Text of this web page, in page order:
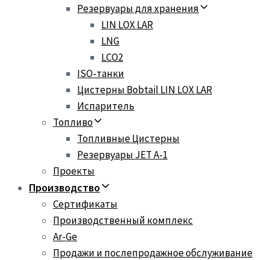
Резервуары для хранения
LIN LOX LAR
LNG
LCO2
ISO-танки
Цистерны Bobtail LIN LOX LAR
Испаритель
Топливо
Топливные Цистерны
Резервуары JET A-1
Проекты
Производство
Сертификаты
Производственный комплекс
Ar-Ge
Продажи и послепродажное обслуживание